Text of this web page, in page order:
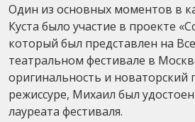
Один из основных моментов в
Куста было участие в проекте
который был представлен на
театральном фестивале в
оригинальность и новаторский
режиссуре, Михаил был
лауреата фестиваля.